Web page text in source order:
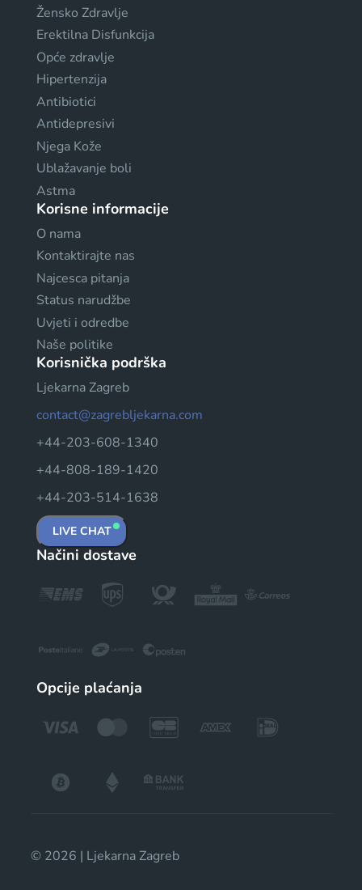
Žensko Zdravlje
Erektilna Disfunkcija
Opće zdravlje
Hipertenzija
Antibiotici
Antidepresivi
Njega Kože
Ublažavanje boli
Astma
Korisne informacije
O nama
Kontaktirajte nas
Najcesca pitanja
Status narudžbe
Uvjeti i odredbe
Naše politike
Korisnička podrška
Ljekarna Zagreb
contact@zagrebljekarna.com
+44-203-608-1340
+44-808-189-1420
+44-203-514-1638
LIVE CHAT
Načini dostave
Opcije plaćanja
© 2026 | Ljekarna Zagreb